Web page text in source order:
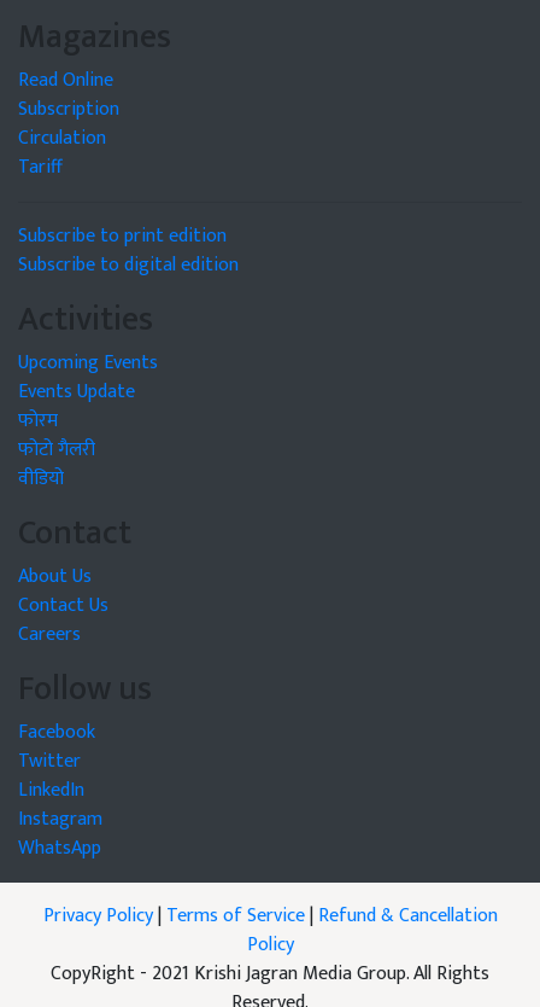
Magazines
Read Online
Subscription
Circulation
Tariff
Subscribe to print edition
Subscribe to digital edition
Activities
Upcoming Events
Events Update
फोरम
फोटो गैलरी
वीडियो
Contact
About Us
Contact Us
Careers
Follow us
Facebook
Twitter
LinkedIn
Instagram
WhatsApp
Privacy Policy|Terms of Service|Refund & Cancellation
Policy
CopyRight - 2021 Krishi Jagran Media Group. All Rights